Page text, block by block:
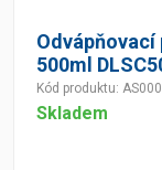
Odvápňovací
500ml
Kód produktu:
Skladem